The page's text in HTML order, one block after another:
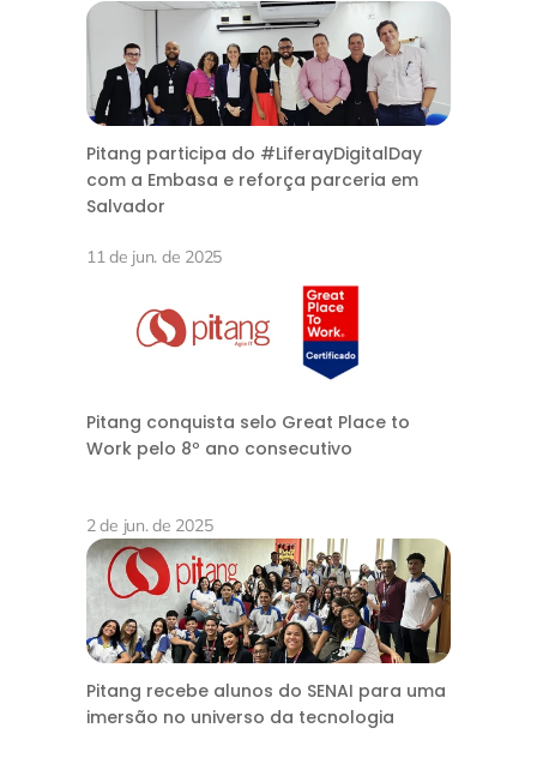
Pitang participa do #LiferayDigitalDay
com a Embasa e reforça parceria em
Salvador
11 de jun. de 2025
Pitang conquista selo Great Place to
Work pelo 8º ano consecutivo
2 de jun. de 2025
Pitang recebe alunos do SENAI para uma
imersão no universo da tecnologia